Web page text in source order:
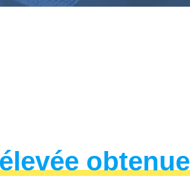
obtenue